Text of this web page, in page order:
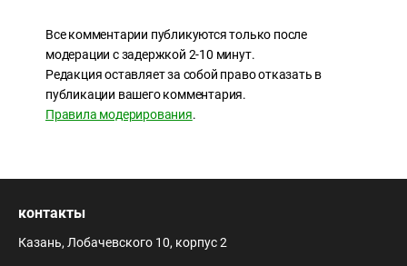
Все комментарии публикуются только после
модерации с задержкой 2-10 минут.
Редакция оставляет за собой право отказать в
публикации вашего комментария.
Правила модерирования.
контакты
Казань, Лобачевского 10, корпус 2